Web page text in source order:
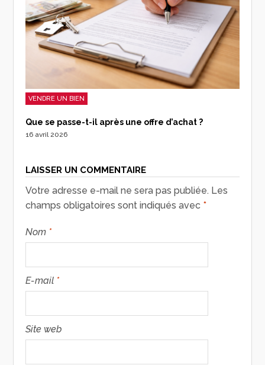
VENDRE UN BIEN
Que se passe-t-il après une offre d’achat ?
16 avril 2026
LAISSER UN COMMENTAIRE
Votre adresse e-mail ne sera pas publiée. Les
champs obligatoires sont indiqués avec *
Nom *
E-mail *
Site web